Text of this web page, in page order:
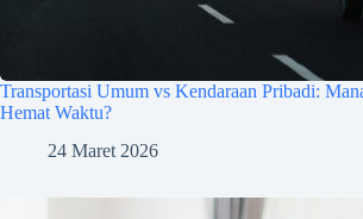
Transportasi Umum vs Kendaraan Pribadi:
Hemat Waktu?
24 Maret 2026